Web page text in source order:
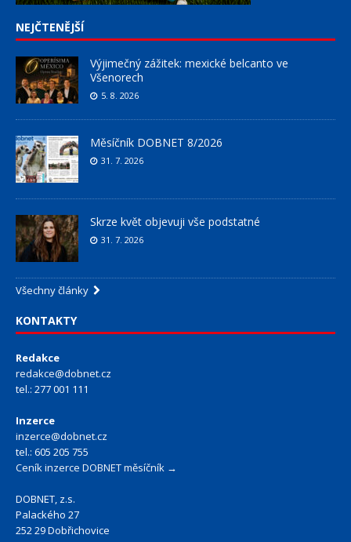
NEJČTENĚJŠÍ
Výjimečný zážitek: mexické belcanto ve
Všenorech
5. 8. 2026
Měsíčník DOBNET 8/2026
31. 7. 2026
Skrze květ objevuji vše podstatné
31. 7. 2026
Všechny články
KONTAKTY
Redakce
redakce@dobnet.cz
tel.: 277 001 111
Inzerce
inzerce@dobnet.cz
tel.: 605 205 755
Ceník inzerce DOBNET měsíčník →
DOBNET, z.s.
Palackého 27
252 29 Dobřichovice